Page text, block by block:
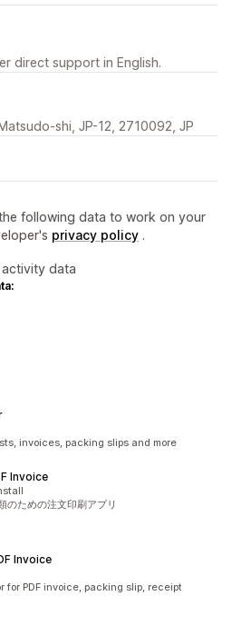
direct support in English.
shi, JP-12, 2710092, JP
following data to work on your
privacy policy .
data
invoices, packing slips and more
Invoice
のための注文印刷アプリ
Invoice
for PDF invoice, packing slip, receipt